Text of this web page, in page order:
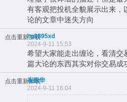
有客观把投机全貌展示出来，
论的文章中迷失方向
点击重新加载hp8895xd
2024-9-11 15:53
希望大家能走出缠论，看清交
篇大论的东西其实对你交易成
点击重新加载
崔振华
2024-9-11 16:04